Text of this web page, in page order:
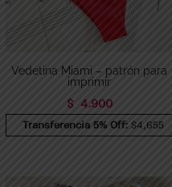
Vedetina Miami – patrón para
imprimir
$ 4.900
Transferencia 5% Off: $4,655